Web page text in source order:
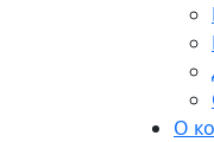
О